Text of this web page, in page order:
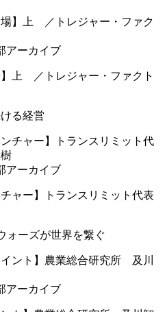
アーカイブ
】上 ／トレジャー・ファクト
る経営
アーカイブ
ャー】トランスリミット代表
ォーズが世界を繋ぐ
アーカイブ